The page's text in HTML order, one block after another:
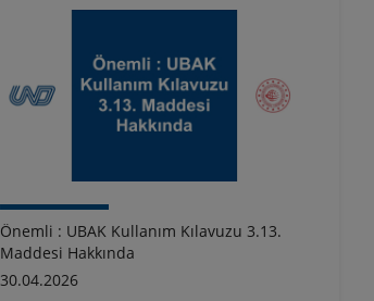
Önemli : UBAK Kullanım Kılavuzu 3.13.
Maddesi Hakkında
30.04.2026